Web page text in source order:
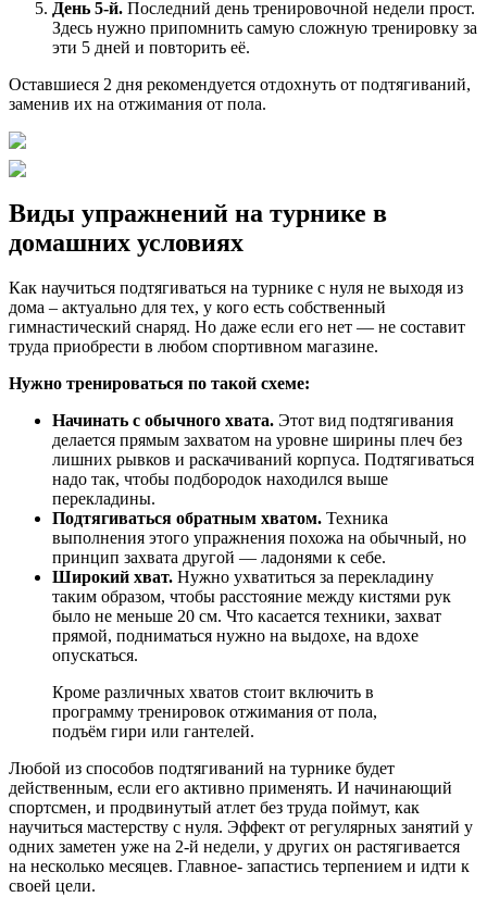
День 5-й. Последний день тренировочной недели прост.
Здесь нужно припомнить самую сложную тренировку за
эти 5 дней и повторить её.
Оставшиеся 2 дня рекомендуется отдохнуть от подтягиваний,
заменив их на отжимания от пола.
Виды упражнений на турнике в
домашних условиях
Как научиться подтягиваться на турнике с нуля не выходя из
дома – актуально для тех, у кого есть собственный
гимнастический снаряд. Но даже если его нет — не составит
труда приобрести в любом спортивном магазине.
Нужно тренироваться по такой схеме:
Начинать с обычного хвата. Этот вид подтягивания
делается прямым захватом на уровне ширины плеч без
лишних рывков и раскачиваний корпуса. Подтягиваться
надо так, чтобы подбородок находился выше
перекладины.
Подтягиваться обратным хватом. Техника
выполнения этого упражнения похожа на обычный, но
принцип захвата другой — ладонями к себе.
Широкий хват. Нужно ухватиться за перекладину
таким образом, чтобы расстояние между кистями рук
было не меньше 20 см. Что касается техники, захват
прямой, подниматься нужно на выдохе, на вдохе
опускаться.
Кроме различных хватов стоит включить в
программу тренировок отжимания от пола,
подъём гири или гантелей.
Любой из способов подтягиваний на турнике будет
действенным, если его активно применять. И начинающий
спортсмен, и продвинутый атлет без труда поймут, как
научиться мастерству с нуля. Эффект от регулярных занятий у
одних заметен уже на 2-й недели, у других он растягивается
на несколько месяцев. Главное- запастись терпением и идти к
своей цели.